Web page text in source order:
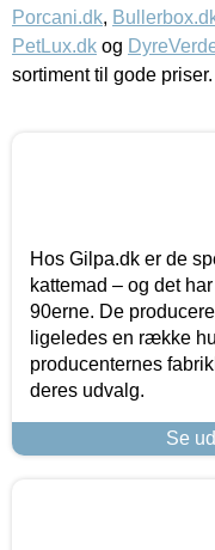
Porcani.dk,
PetLux.dk og
sortiment til gode priser.
Hos Gilpa.dk er de
kattemad – og det
90erne. De
ligeledes en række
producenternes
deres udvalg.
Se